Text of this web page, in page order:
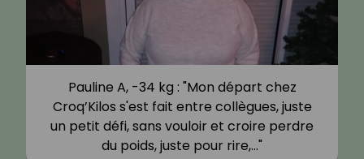
Pauline A, -34 kg : "Mon départ chez
Croq’Kilos s'est fait entre collègues, juste
un petit défi, sans vouloir et croire perdre
du poids, juste pour rire,…"